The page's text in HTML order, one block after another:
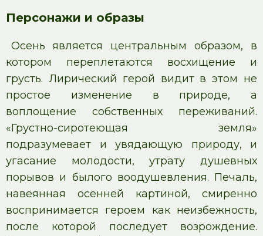
Персонажи и образы
Осень является центральным образом, в
котором переплетаются восхищение и
грусть. Лирический герой видит в этом не
простое изменение в природе, а
воплощение собственных переживаний.
«Грустно-сиротеющая земля»
подразумевает и увядающую природу, и
угасание молодости, утрату душевных
порывов и былого воодушевления. Печаль,
навеянная осенней картиной, смиренно
воспринимается героем как неизбежность,
после которой последует возрождение.